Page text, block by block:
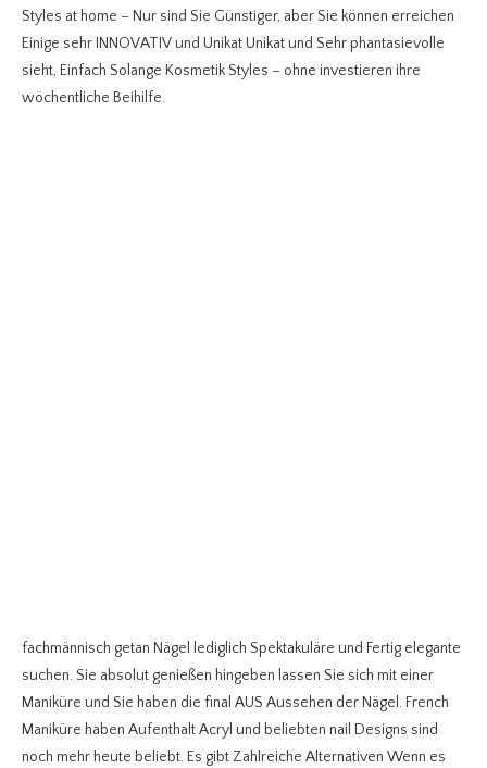
Styles at home – Nur sind Sie Günstiger, aber Sie können erreichen
Einige sehr INNOVATIV und Unikat Unikat und Sehr phantasievolle
sieht, Einfach Solange Kosmetik Styles – ohne investieren ihre
wöchentliche Beihilfe.
fachmännisch getan Nägel lediglich Spektakuläre und Fertig elegante
suchen. Sie absolut genießen hingeben lassen Sie sich mit einer
Maniküre und Sie haben die final AUS Aussehen der Nägel. French
Maniküre haben Aufenthalt Acryl und beliebten nail Designs sind
noch mehr heute beliebt. Es gibt Zahlreiche Alternativen Wenn es